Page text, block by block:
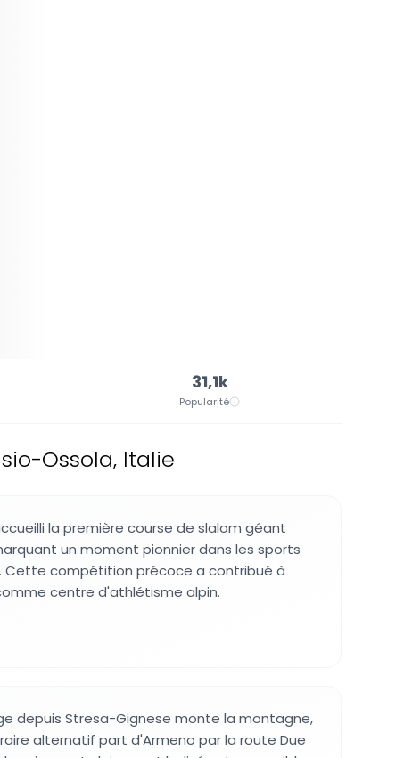
31,1k
Popularité
Ossola, Italie
la première course de slalom géant
un moment pionnier dans les sports
Cette compétition précoce a contribué à
centre d'athlétisme alpin.
depuis Stresa-Gignese monte la montagne,
alternatif part d'Armeno par la route Due